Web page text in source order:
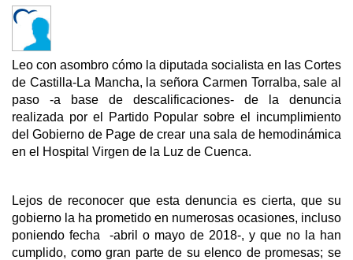
Leo con asombro cómo la diputada socialista en las Cortes
de Castilla-La Mancha, la señora Carmen Torralba, sale al
paso -a base de descalificaciones- de la denuncia
realizada por el Partido Popular sobre el incumplimiento
del Gobierno de Page de crear una sala de hemodinámica
en el Hospital Virgen de la Luz de Cuenca.
Lejos de reconocer que esta denuncia es cierta, que su
gobierno la ha prometido en numerosas ocasiones, incluso
poniendo fecha -abril o mayo de 2018-, y que no la han
cumplido, como gran parte de su elenco de promesas; se